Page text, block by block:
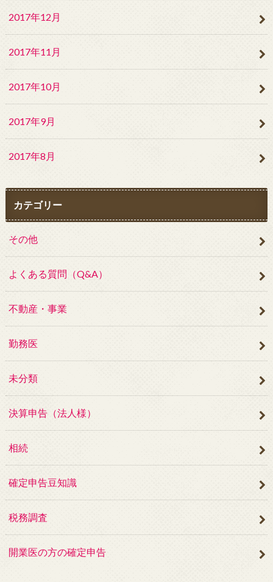
2017年12月
2017年11月
2017年10月
2017年9月
2017年8月
カテゴリー
その他
よくある質問（Q&A）
不動産・事業
勤務医
未分類
決算申告（法人様）
相続
確定申告豆知識
税務調査
開業医の方の確定申告